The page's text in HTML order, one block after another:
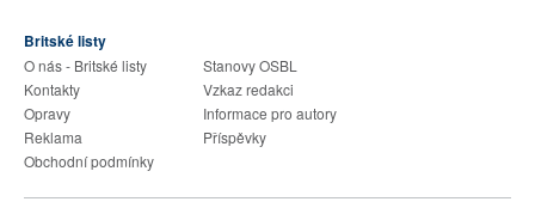
Britské listy
O nás - Britské listy
Stanovy OSBL
Kontakty
Vzkaz redakci
Opravy
Informace pro autory
Reklama
Příspěvky
Obchodní podmínky